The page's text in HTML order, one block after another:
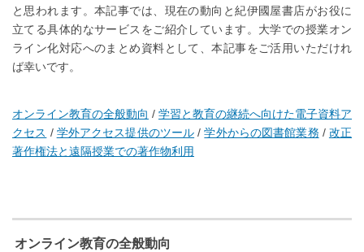
と思われます。本記事では、現在の動向と紀伊國屋書店がお役に
立てる具体的なサービスをご紹介しています。大学での授業オン
ライン化対応へのまとめ資料として、本記事をご活用いただけれ
ば幸いです。
オンライン教育の全般動向 / 学習と教育の継続へ向けた電子資料ア
クセス / 学外アクセス提供のツール /学外からの図書館業務 / 改正
著作権法と遠隔授業での著作物利用
オンライン教育の全般動向